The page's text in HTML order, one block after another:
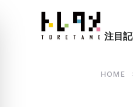
注目
HOME